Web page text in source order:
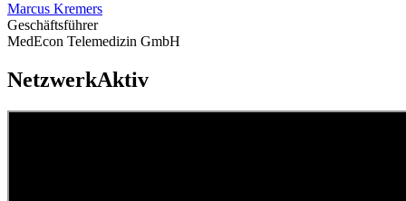
Marcus Kremers
Geschäftsführer
MedEcon Telemedizin GmbH
NetzwerkAktiv